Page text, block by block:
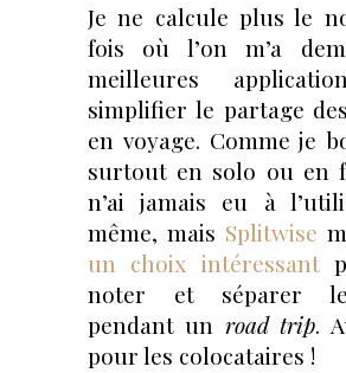
Je ne calcule plus le
fois où l’on m’a
meilleures
simplifier le partage
en voyage. Comme je
surtout en solo ou en
n’ai jamais eu à
même, mais Splitwise
un choix intéressant
noter et séparer
pendant un road trip.
pour les colocataires !